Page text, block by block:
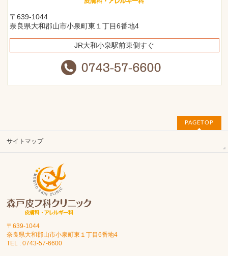
〒639-1044
奈良県大和郡山市小泉町東１丁目6番地4
JR大和小泉駅前東側すぐ
PAGETOP
サイトマップ
〒639-1044
奈良県大和郡山市小泉町東１丁目6番地4
TEL : 0743-57-6600